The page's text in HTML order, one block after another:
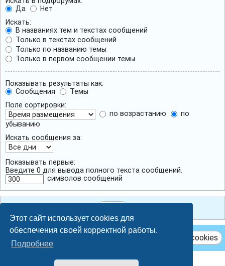
Этот сайт использует cookies для
обеспечения своей корректной работы.
Подробнее
Да
Нет
Искать:
В названиях тем и текстах сообщений
Только в текстах сообщений
Только по названию темы
Только в первом сообщении темы
Показывать результаты как:
Сообщения
Темы
Поле сортировки:
по возрастанию
по
убыванию
Искать сообщения за:
Показывать первые:
Введите 0 для вывода полного текста сообщений.
символов сообщений
Удалить cookies
Breeze style byIan Bradley